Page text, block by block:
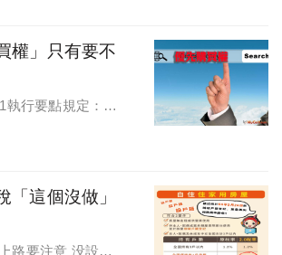
權」只有要不
執行要點規定：部
獨優先購買。
「這個沒做」
路要注意 没設戶